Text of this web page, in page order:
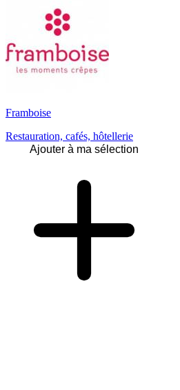
Framboise
Restauration, cafés, hôtellerie
Ajouter à ma sélection